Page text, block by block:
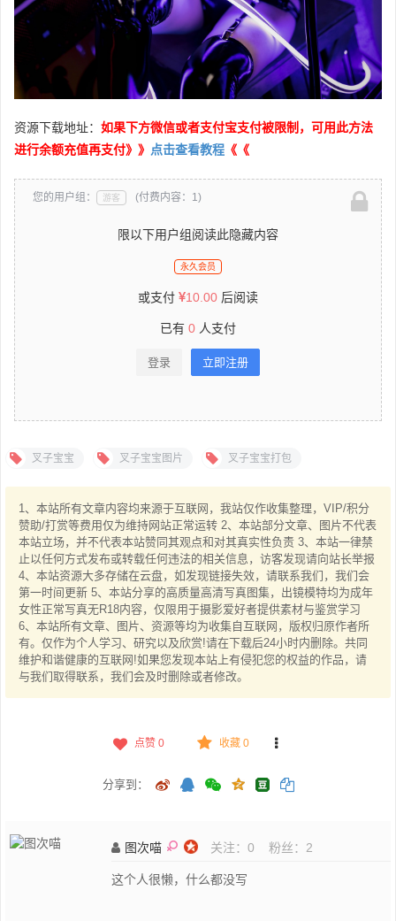
资源下载地址： 如果下方微信或者支付宝支付被限制，可用此方法
进行余额充值再支付》》 点击查看教程 《《
您的用户组： 游客 (付费内容：1)
限以下用户组阅读此隐藏内容
永久会员
或支付 10.00 后阅读
已有 0 人支付
登录 立即注册
叉子宝宝 叉子宝宝图片 叉子宝宝打包
1、本站所有文章内容均来源于互联网，我站仅作收集整理，VIP/积分
赞助/打赏等费用仅为维持网站正常运转 2、本站部分文章、图片不代表
本站立场，并不代表本站赞同其观点和对其真实性负责 3、本站一律禁
止以任何方式发布或转载任何违法的相关信息，访客发现请向站长举报
4、本站资源大多存储在云盘，如发现链接失效，请联系我们，我们会
第一时间更新 5、本站分享的高质量高清写真图集，出镜模特均为成年
女性正常写真无R18内容，仅限用于摄影爱好者提供素材与鉴赏学习
6、本站所有文章、图片、资源等均为收集自互联网，版权归原作者所
有。仅作为个人学习、研究以及欣赏!请在下载后24小时内删除。共同
维护和谐健康的互联网!如果您发现本站上有侵犯您的权益的作品，请
与我们取得联系，我们会及时删除或者修改。
点赞 0 收藏 0
分享到：
图次喵 关注： 0 粉丝： 2
这个人很懒，什么都没写